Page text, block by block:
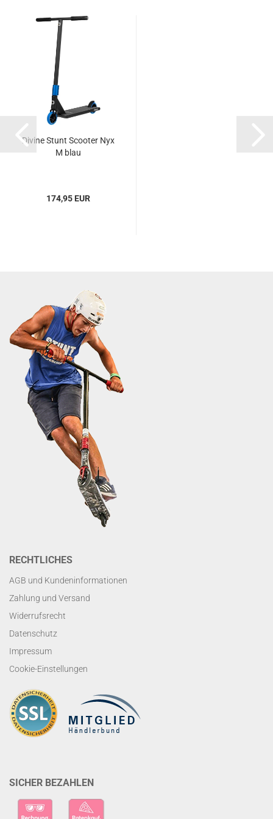
Divine Stunt Scooter Nyx
M blau
174,95 EUR
RECHTLICHES
AGB und Kundeninformationen
Zahlung und Versand
Widerrufsrecht
Datenschutz
Impressum
Cookie-Einstellungen
SICHER BEZAHLEN